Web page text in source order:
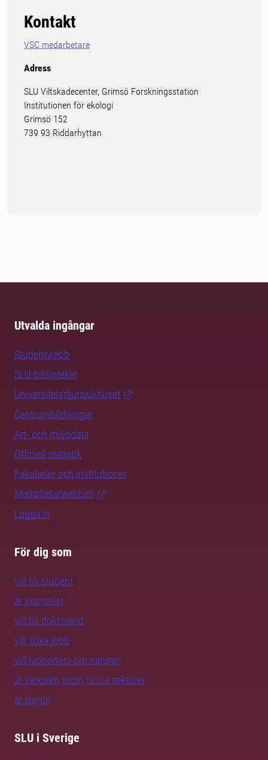
Kontakt
VSC medarbetare
Adress
SLU Viltskadecenter, Grimsö Forskningsstation
Institutionen för ekologi
Grimsö 152
739 93 Riddarhyttan
Utvalda ingångar
Studentwebb
SLU-biblioteket
Universitetsdjursjukhuset
Centrumbildningar
Art- och miljödata
Officiell statistik
Fakulteter och institutioner
Medarbetarwebben
Logga in
För dig som
vill bli student
är journalist
vill bli doktorand
vill söka jobb
vill rapportera om naturen
är verksam inom SLU:s sektorer
är alumn
SLU i Sverige